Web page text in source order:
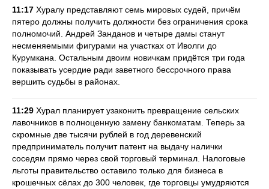
11:17 Хуралу представляют семь мировых судей, причём
пятеро должны получить должности без ограничения срока
полномочий. Андрей Занданов и четыре дамы станут
несменяемыми фигурами на участках от Иволги до
Курумкана. Остальным двоим новичкам придётся три года
показывать усердие ради заветного бессрочного права
вершить судьбы в районах.
11:29 Хурал планирует узаконить превращение сельских
лавочников в полноценную замену банкоматам. Теперь за
скромные две тысячи рублей в год деревенский
предприниматель получит патент на выдачу налички
соседям прямо через свой торговый терминал. Налоговые
льготы правительство оставило только для бизнеса в
крошечных сёлах до 300 человек, где торговцы умудряются